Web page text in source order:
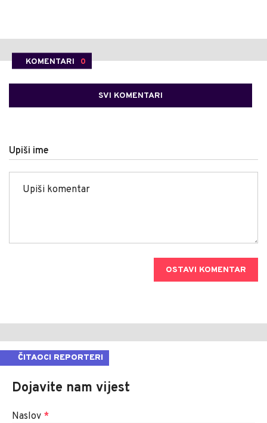
KOMENTARI 0
SVI KOMENTARI
Upiši ime
OSTAVI KOMENTAR
ČITAOCI REPORTERI
Dojavite nam vijest
Naslov *